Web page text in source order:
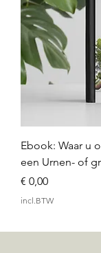
Ebook: Waar u
een Urnen- of
Prijs
€ 0,00
incl.BTW